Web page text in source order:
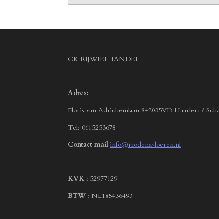
CK RIJWIELHANDEL
Adres:
Floris van Adrichemlaan 842035VD Haarlem /
Tel: 0615253678
Contact mail.info@modenavloeren.nl
KVK : 52977129
BTW : NL185436493